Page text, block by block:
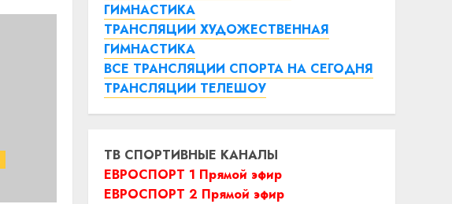
ГИМНАСТИКА
ТРАНСЛЯЦИИ ХУДОЖЕСТВЕННАЯ
ГИМНАСТИКА
ВСЕ ТРАНСЛЯЦИИ СПОРТА НА СЕГОДНЯ
ТРАНСЛЯЦИИ ТЕЛЕШОУ
ТВ СПОРТИВНЫЕ КАНАЛЫ
ЕВРОСПОРТ 1 Прямой эфир
ЕВРОСПОРТ 2 Прямой эфир